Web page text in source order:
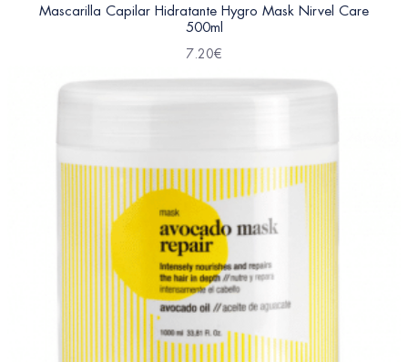
Mascarilla Capilar Hidratante Hygro Mask Nirvel Care
500ml
7.20€